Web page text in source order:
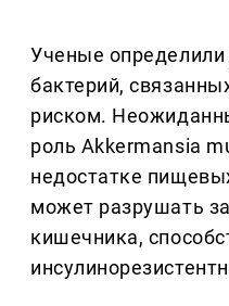
Ученые определили
бактерий,
риском.
роль Akkermansia
недостатке
может разрушать
кишечника,